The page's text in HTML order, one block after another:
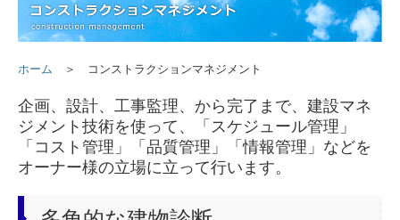
物件情報
プライバシーポリシー
サイトマップ
ホーム ＞ コンストラクションマネジメント
企画、設計、工事監理、から完了まで、建設マネ
ジメント技術を使って、「スケジュール管理」
「コスト管理」「品質管理」「情報管理」などを
オーナー様の立場に立って行います。